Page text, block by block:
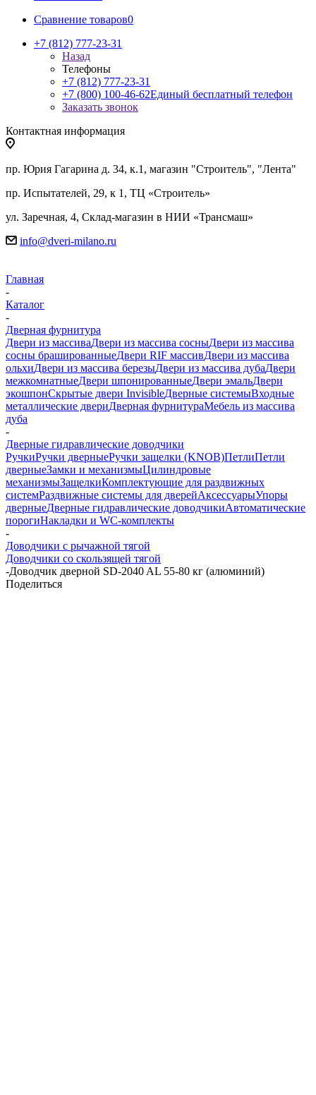
Сравнение товаров0
+7 (812) 777-23-31
Назад
Телефоны
+7 (812) 777-23-31
+7 (800) 100-46-62Единый бесплатный телефон
Заказать звонок
Контактная информация
пр. Юрия Гагарина д. 34, к.1, магазин "Строитель", "Лента"
пр. Испытателей, 29, к 1, ТЦ «Строитель»
ул. Заречная, 4, Склад-магазин в НИИ «Трансмаш»
info@dveri-milano.ru
Главная
-
Каталог
-
Дверная фурнитура
Двери из массиваДвери из массива сосныДвери из массива
сосны брашированныеДвери RIF массивДвери из массива
ольхиДвери из массива березыДвери из массива дубаДвери
межкомнатныеДвери шпонированныеДвери эмальДвери
экошпонСкрытые двери InvisibleДверные системыВходные
металлические двериДверная фурнитураМебель из массива
дуба
-
Дверные гидравлические доводчики
РучкиРучки дверныеРучки защелки (KNOB)ПетлиПетли
дверныеЗамки и механизмыЦилиндровые
механизмыЗащелкиКомплектующие для раздвижных
системРаздвижные системы для дверейАксессуарыУпоры
дверныеДверные гидравлические доводчикиАвтоматические
порогиНакладки и WC-комплекты
-
Доводчики с рычажной тягой
Доводчики со скользящей тягой
-Доводчик дверной SD-2040 AL 55-80 кг (алюминий)
Поделиться